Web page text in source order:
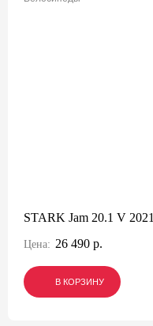
STARK Jam 20.1 V 2021
Цена: 26 490 р.
В КОРЗИНУ
В КОРЗИНУ
В КОРЗИНУ